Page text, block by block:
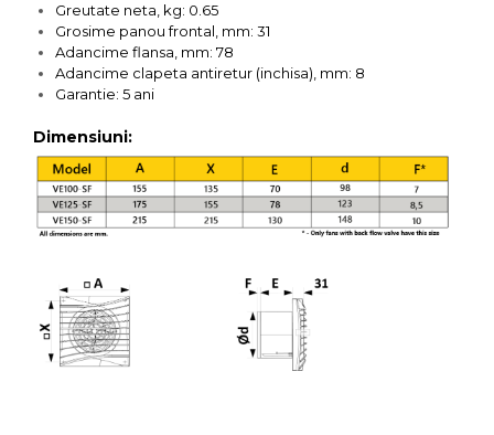
Greutate neta, kg: 0.65
Grosime panou frontal, mm: 31
Adancime flansa, mm: 78
Adancime clapeta antiretur (inchisa), mm: 8
Garantie: 5 ani
Dimensiuni: